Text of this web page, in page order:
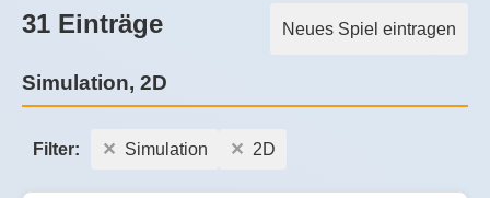
Neues Spiel eintragen
31 Einträge
Simulation, 2D
Filter: Simulation 2D